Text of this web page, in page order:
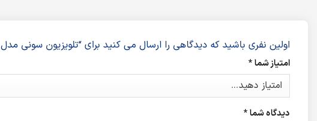
اولین نفری باشید که دیدگاهی را ارسال می کنید برای “تلویزیون سونی مدل 55A8G”
امتیاز شما*
دیدگاه شما*